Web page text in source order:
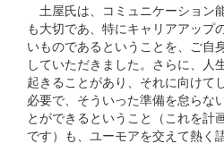
土屋氏は、コミュニケーション
も大切であ、特にキャリアアップ
いものであるということを、ご自
していただきました。さらに、人
起きることがあり、それに向けて
必要で、そういった準備を怠らな
とができるということ（これを計
です）も、ユーモアを交えて熱く